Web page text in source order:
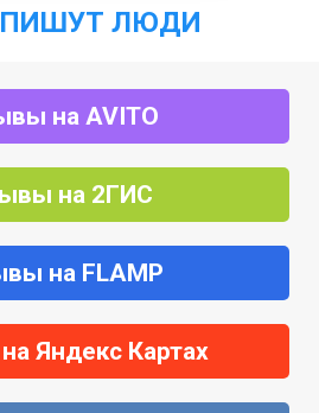
ПИШУТ ЛЮДИ
на AVITO
на 2ГИС
на FLAMP
Яндекс Картах